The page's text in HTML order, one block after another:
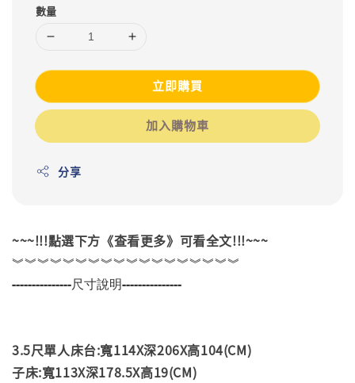
數量
立即購買
加入購物車
分享
~~~!!!點選下方《查看更多》可看全文!!!~~~
︾︾︾︾︾︾︾︾︾︾︾︾︾︾︾︾︾︾
---------------尺寸說明---------------
3.5尺單人床台:寬114X深206X高104(CM)
子床:寬113X深178.5X高19(CM)